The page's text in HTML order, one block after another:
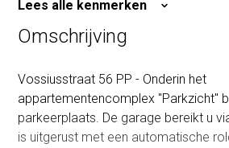
Lees alle kenmerken
Omschrijving
Vossiusstraat 56 PP - Onderin het
appartementencomplex "Parkzicht"
parkeerplaats. De garage bereikt u
is uitgerust met een automatische